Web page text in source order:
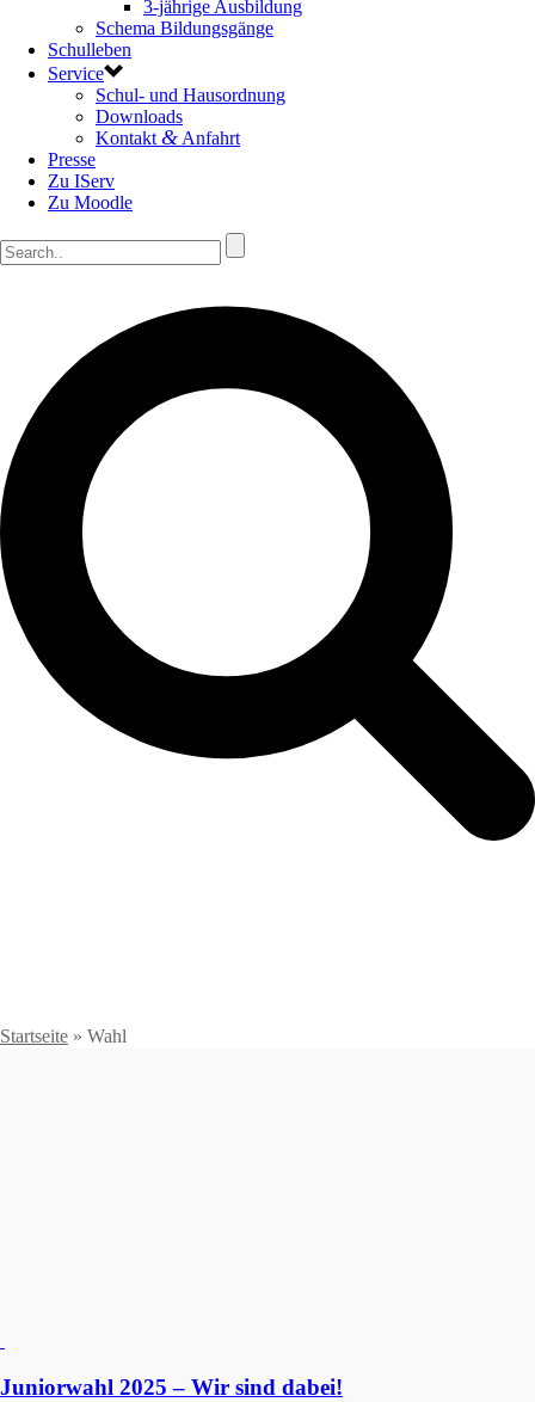
3-jährige Ausbildung
Schema Bildungsgänge
Schulleben
Service
Schul- und Hausordnung
Downloads
Kontakt & Anfahrt
Presse
Zu IServ
Zu Moodle
Startseite » Wahl
Juniorwahl 2025 – Wir sind dabei!